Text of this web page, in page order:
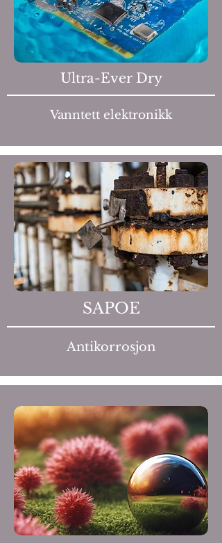
Ultra-Ever Dry
Vanntett elektronikk
SAPOE
Antikorrosjon